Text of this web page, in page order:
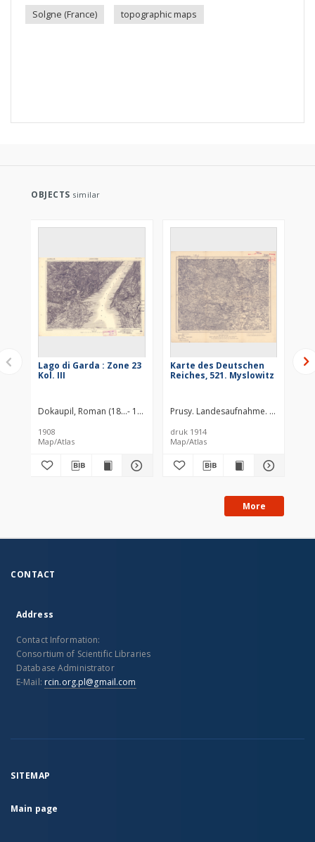
Solgne (France)
topographic maps
OBJECTS similar
Lago di Garda : Zone 23
Kol. III
Dokaupil, Roman (18...- 19...). Redaktor Straka, J. Redaktor Bloschitz,
1908
Map/Atlas
Karte des Deutschen
Reiches, 521. Myslowitz
Prusy. Landesaufnahme.
druk 1914
Map/Atlas
More
CONTACT
Address
Contact Information:
Consortium of Scientific Libraries
Database Administrator
E-Mail: rcin.org.pl@gmail.com
SITEMAP
Main page